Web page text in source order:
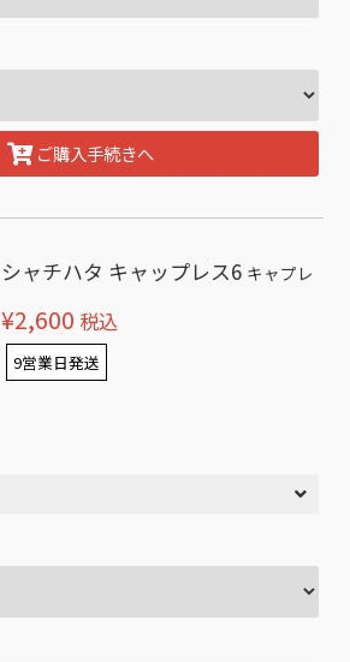
ご購入手続きへ
シャチハタ キャップレス6 キャプレ
¥2,600 税込
9営業日発送